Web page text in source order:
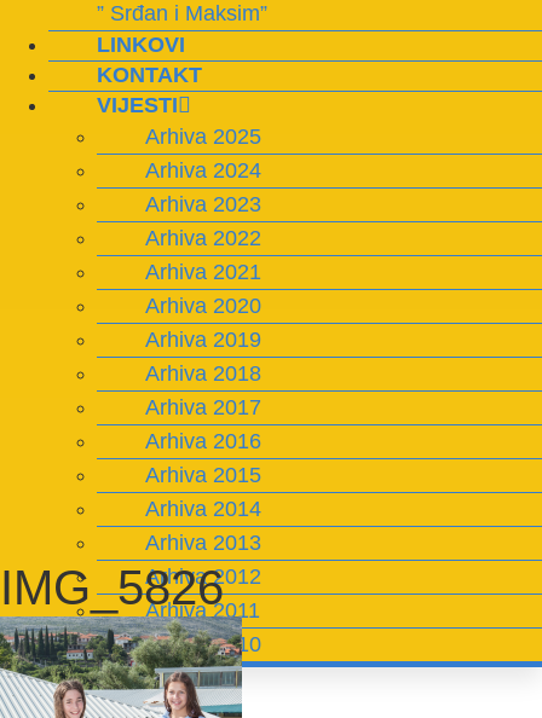
” Srđan i Maksim”
LINKOVI
KONTAKT
VIJESTI
Arhiva 2025
Arhiva 2024
Arhiva 2023
Arhiva 2022
Arhiva 2021
Arhiva 2020
Arhiva 2019
Arhiva 2018
Arhiva 2017
Arhiva 2016
Arhiva 2015
Arhiva 2014
Arhiva 2013
Arhiva 2012
Arhiva 2011
Arhiva 2010
IMG_5826